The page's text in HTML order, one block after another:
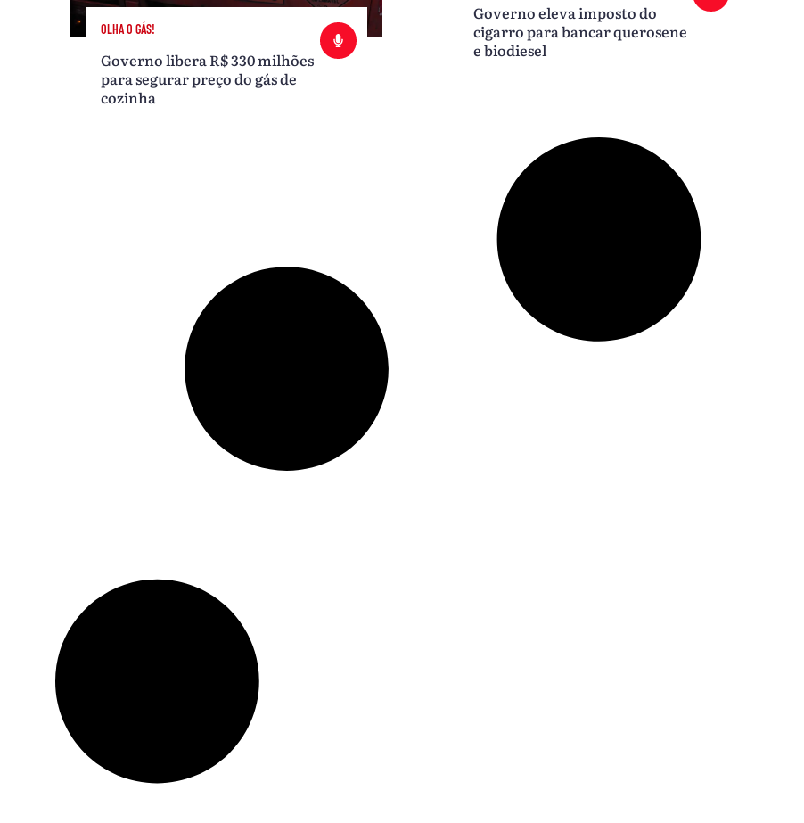
OLHA O GÁS!
Governo libera R$ 330 milhões
para segurar preço do gás de
cozinha
Governo eleva imposto do
cigarro para bancar querosene
e biodiesel